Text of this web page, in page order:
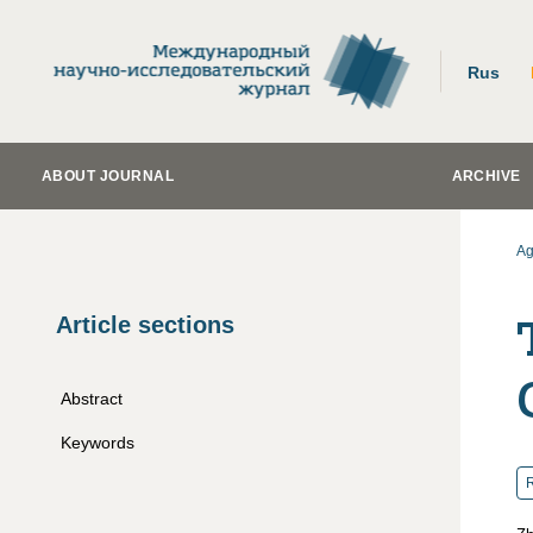
Rus
ABOUT JOURNAL ARCHIVE
Article sections
Abstract
Keywords